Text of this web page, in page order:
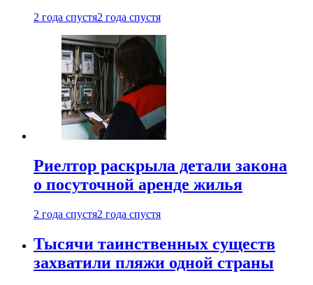
2 года спустя2 года спустя
Риелтор раскрыла детали закона
о посуточной аренде жилья
2 года спустя2 года спустя
Тысячи таинственных существ
захватили пляжи одной страны